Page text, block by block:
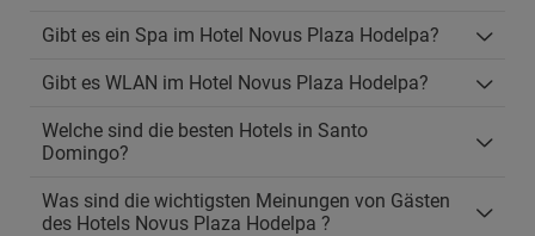
Gibt es ein Spa im Hotel Novus Plaza Hodelpa?
Gibt es WLAN im Hotel Novus Plaza Hodelpa?
Welche sind die besten Hotels in Santo
Domingo?
Was sind die wichtigsten Meinungen von Gästen
des Hotels Novus Plaza Hodelpa ?